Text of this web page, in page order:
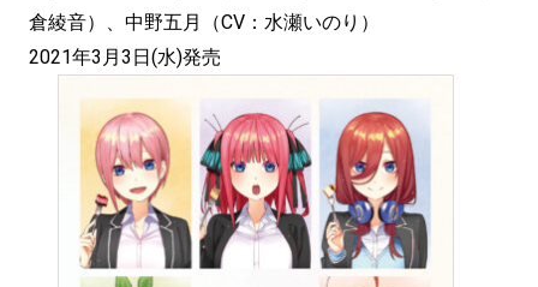
倉綾音）、中野五月（CV：水瀬いのり）
2021年3月3日(水)発売